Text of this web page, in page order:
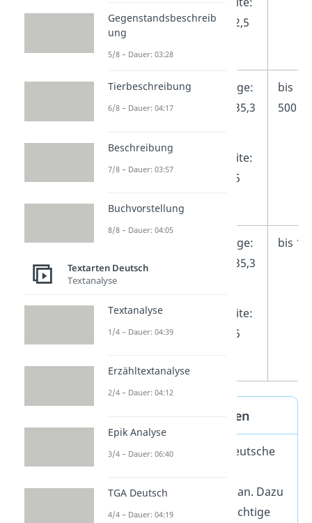
7-12,5
Großbrief
Länge:
10-35,3
Breite:
7-25
bis
500 g
Länge:
10-35,3
Breite:
7-25
bis 1
Digitale Briefmarken
Seit 2020 bietet die Deutsche
digitale Briefmarken
an. Dazu
kaufst du online die richtige
Gegenstandsbeschreib
ung
5/8 – Dauer: 03:28
Tierbeschreibung
6/8 – Dauer: 04:17
Beschreibung
7/8 – Dauer: 03:57
Buchvorstellung
8/8 – Dauer: 04:05
Textarten Deutsch
Textanalyse
Textanalyse
1/4 – Dauer: 04:39
Erzähltextanalyse
2/4 – Dauer: 04:12
Epik Analyse
3/4 – Dauer: 06:40
TGA Deutsch
4/4 – Dauer: 04:19